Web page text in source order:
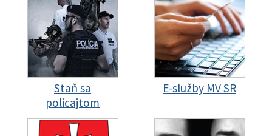
Staň sa
policajtom
E-služby MV SR